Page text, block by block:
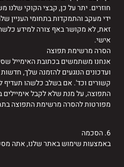
חוזרים. יתר על כן, קבצי הקוקי
ידי מעקב והתמקדות בתחומי העניין
זאת, לא מקושר באף צורה למידע
אישי.
הסרה מרשימת תפוצה
אנחנו משתמשים בכתובת האימייל
ועדכונים הנוגעים להזמנה שלך,
קשורים וכד'. אם בשלב כלשהו
התפוצה, על מנת שלא לקבל אימיילים
מפורטות להסרה מרשימת התפוצה
6. הסכמה
באמצעות שימוש באתר שלנו, אתה